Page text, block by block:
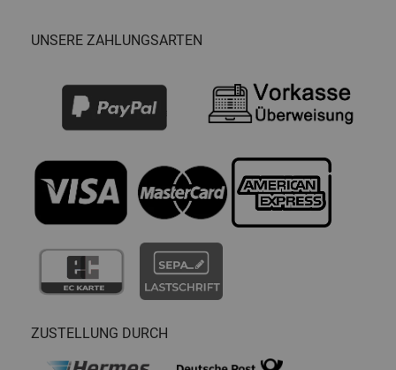
ZUSTELLUNG DURCH
UNSERE ZAHLUNGSARTEN